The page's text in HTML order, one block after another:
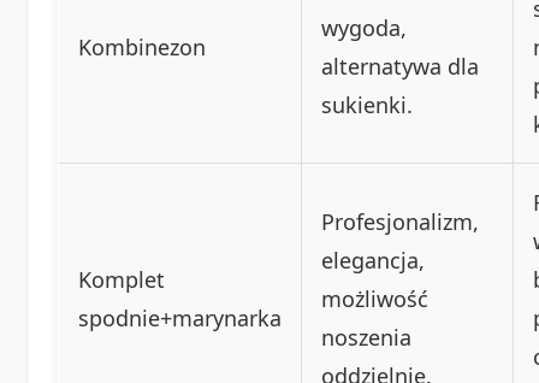
Kombinezon
wygoda,
alternatywa dla
sukienki.
Komplet
spodnie+marynarka
Profesjonalizm,
elegancja,
możliwość
noszenia
oddzielnie.